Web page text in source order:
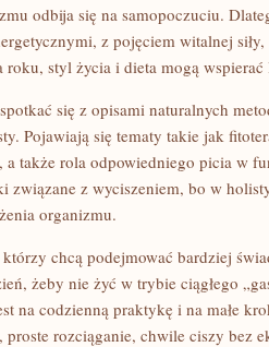
odbija się na samopoczuciu.
z pojęciem witalnej
styl życia i dieta mogą wspierać
się z opisami naturalnych
Pojawiają się tematy takie jak
także rola odpowiedniego picia w
związane z wyciszeniem, bo w
organizmu.
chcą podejmować bardziej
żeby nie żyć w trybie ciągłego
na codzienną praktykę i na małe
rozciąganie, chwile ciszy bez